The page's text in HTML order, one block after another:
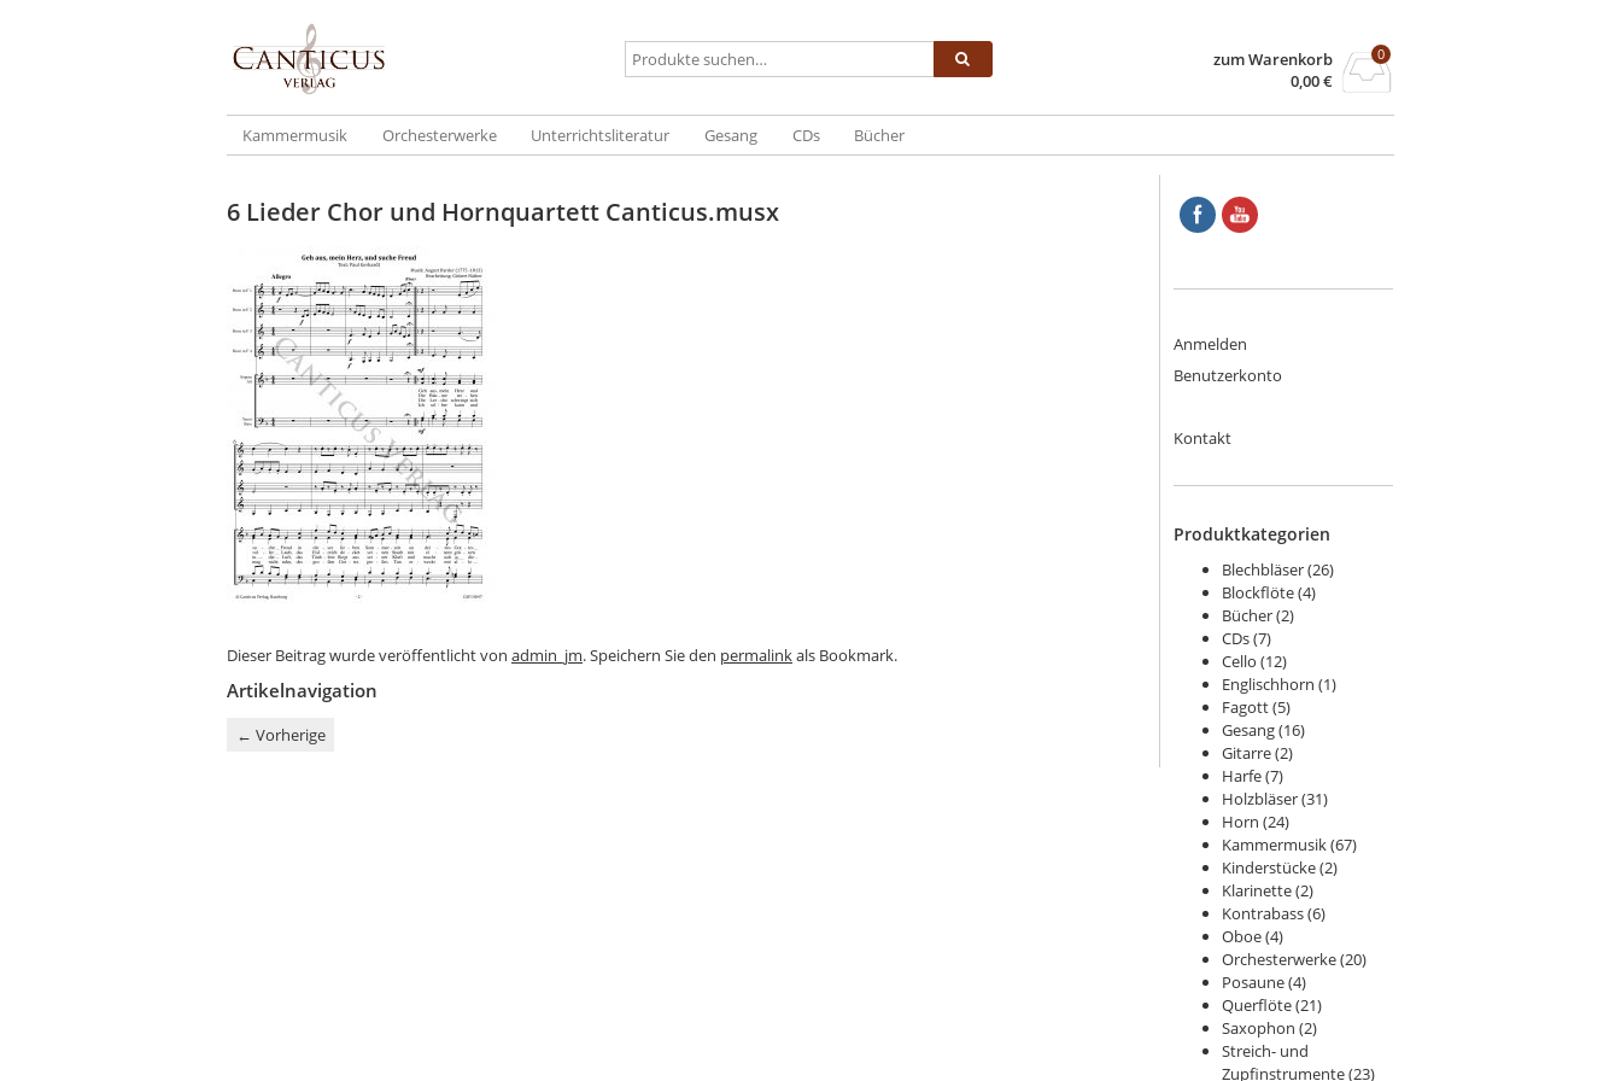
zum Warenkorb
0,00€
0
Kammermusik Orchesterwerke Unterrichtsliteratur Gesang CDs Bücher
6 Lieder Chor und Hornquartett Canticus.musx
Dieser Beitrag wurde veröffentlicht von admin_jm. Speichern Sie den permalinkals Bookmark.
Artikelnavigation
← Vorherige
Anmelden
Benutzerkonto
Kontakt
Produktkategorien
Blechbläser(26)
Blockflöte(4)
Bücher(2)
CDs(7)
Cello (12)
Englischhorn (1)
Fagott(5)
Gesang(16)
Gitarre(2)
Harfe(7)
Holzbläser(31)
Horn (24)
Kammermusik(67)
Kinderstücke(2)
Klarinette(2)
Kontrabass(6)
Oboe(4)
Orchesterwerke(20)
Posaune(4)
Querflöte(21)
Saxophon (2)
Streich- und
Zupfinstrumente(23)